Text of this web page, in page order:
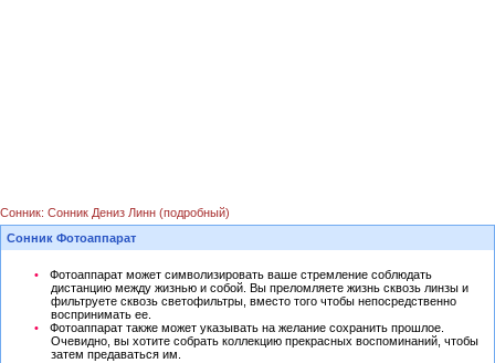
Сонник: Сонник Дениз Линн (подробный)
Сонник Фотоаппарат
Фотоаппарат может символизировать ваше стремление соблюдать
дистанцию между жизнью и собой. Вы преломляете жизнь сквозь линзы и
фильтруете сквозь светофильтры, вместо того чтобы непосредственно
воспринимать ее.
Фотоаппарат также может указывать на желание сохранить прошлое.
Очевидно, вы хотите собрать коллекцию прекрасных воспоминаний, чтобы
затем предаваться им.